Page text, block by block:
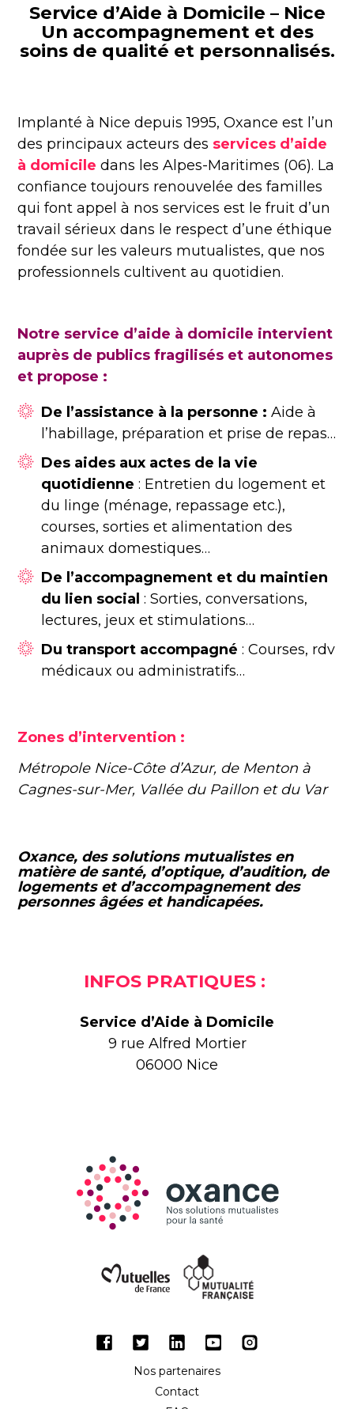
Service d’Aide à Domicile – Nice
Un accompagnement et des
soins de qualité et personnalisés.
Implanté à Nice depuis 1995,Oxanceest l’un
des principaux acteurs des services d’aide
à domicile dans les Alpes-Maritimes (06). La
confiance toujours renouvelée des familles
qui font appel à nos services est le fruit d’un
travail sérieux dans le respect d’une éthique
fondée sur les valeurs mutualistes, que nos
professionnels cultivent au quotidien.
Notre service d’aide à domicile intervient
auprès de publics fragilisés et autonomes
et propose :
De l’assistance à la personne : Aide à
l’habillage, préparation et prise de repas…
Des aides aux actes de la vie
quotidienne : Entretien du logement et
du linge (ménage, repassage etc.),
courses, sorties et alimentation des
animaux domestiques…
De l’accompagnement et du maintien
du lien social : Sorties, conversations,
lectures, jeux et stimulations…
Du transport accompagné : Courses, rdv
médicaux ou administratifs…
Zones d’intervention :
Métropole Nice-Côte d’Azur, de Menton à
Cagnes-sur-Mer, Vallée du Paillon et du Var
Oxance, des solutions mutualistes en
matière de santé, d’optique, d’audition, de
logements et d’accompagnement des
personnes âgées et handicapées.
INFOS PRATIQUES :
Service d’Aide à Domicile
9 rue Alfred Mortier
06000 Nice
FacebookTwitterLinkedInYoutubeInstagram
Nos partenaires
Contact